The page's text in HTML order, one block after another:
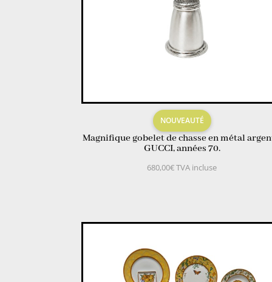
NOUVEAUTÉ
Magnifique gobelet de chasse en métal
GUCCI, années 70.
680,00€TVA incluse